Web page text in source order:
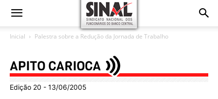
Inicial Palestra sobre a Redução da Jornada de Trabalho
Edição 20 - 13/06/2005